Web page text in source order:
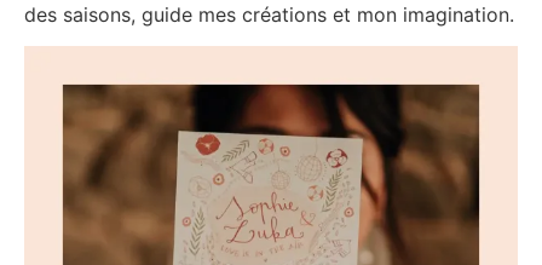
des saisons, guide mes créations et mon imagination.